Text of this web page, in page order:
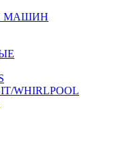
МАШИН
WHIRLPOOL